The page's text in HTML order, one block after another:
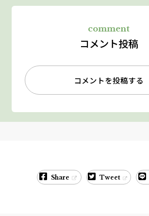
comment
コメント投稿
コメントを投稿する
Share Tweet